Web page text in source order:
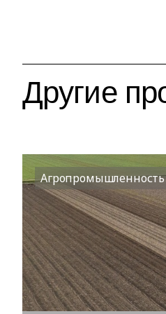
Другие
Агропромышленность